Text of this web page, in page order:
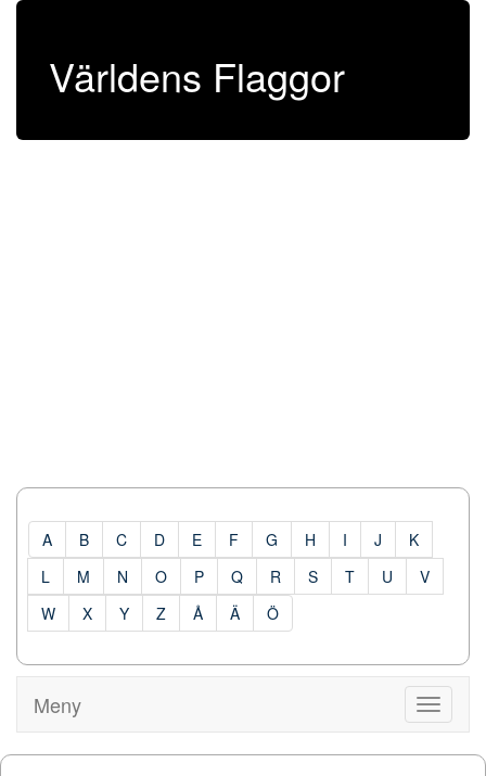
Världens Flaggor
A B C D E F G H I J
K
L
M N O P Q R S T U
V
W
X Y Z Å Ä Ö
Visa
Meny
Meny